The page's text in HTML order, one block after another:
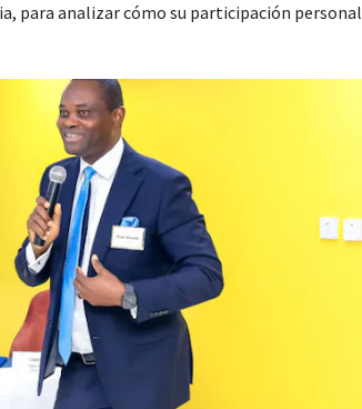
para analizar cómo su participación personal